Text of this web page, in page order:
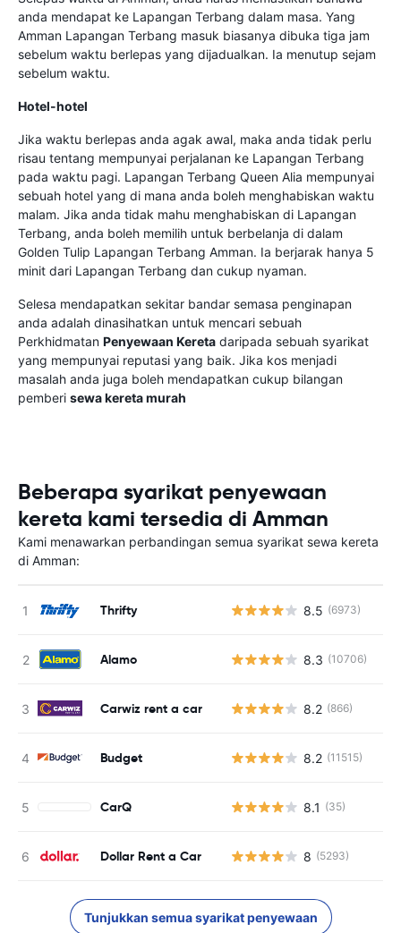
anda mendapat ke Lapangan Terbang dalam masa. Yang
Amman Lapangan Terbang masuk biasanya dibuka tiga jam
sebelum waktu berlepas yang dijadualkan. Ia menutup sejam
sebelum waktu.
Hotel-hotel
Jika waktu berlepas anda agak awal, maka anda tidak perlu
risau tentang mempunyai perjalanan ke Lapangan Terbang
pada waktu pagi. Lapangan Terbang Queen Alia mempunyai
sebuah hotel yang di mana anda boleh menghabiskan waktu
malam. Jika anda tidak mahu menghabiskan di Lapangan
Terbang, anda boleh memilih untuk berbelanja di dalam
Golden Tulip Lapangan Terbang Amman. Ia berjarak hanya 5
minit dari Lapangan Terbang dan cukup nyaman.
Selesa mendapatkan sekitar bandar semasa penginapan
anda adalah dinasihatkan untuk mencari sebuah
Perkhidmatan Penyewaan Kereta daripada sebuah syarikat
yang mempunyai reputasi yang baik. Jika kos menjadi
masalah anda juga boleh mendapatkan cukup bilangan
pemberi sewa kereta murah
Beberapa syarikat penyewaan
kereta kami tersedia di Amman
Kami menawarkan perbandingan semua syarikat sewa kereta
di Amman:
Thrifty 8.5 (6973)
Alamo 8.3 (10706)
Carwiz rent a car 8.2 (866)
Budget 8.2 (11515)
CarQ 8.1 (35)
Dollar Rent a Car 8 (5293)
Tunjukkan semua syarikat penyewaan